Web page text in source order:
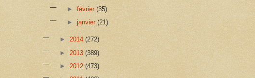
►février(35)
►janvier(21)
► 2014 (272)
► 2013 (389)
► 2012 (473)